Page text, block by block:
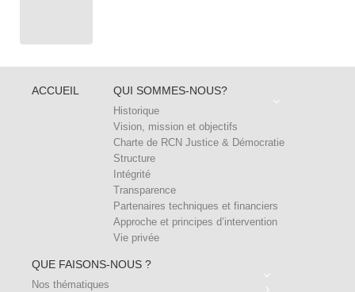
ACCUEIL QUI SOMMES-NOUS?
Historique
Vision, mission et objectifs
Charte de RCN Justice & Démocratie
Structure
Intégrité
Transparence
Partenaires techniques et financiers
Approche et principes d’intervention
Vie privée
QUE FAISONS-NOUS ?
Nos thématiques